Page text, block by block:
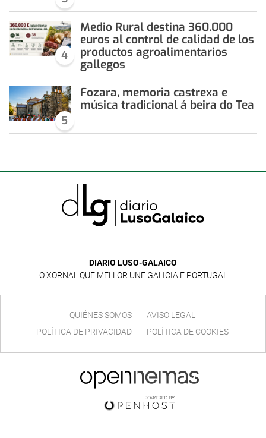
4
Medio Rural destina 360.000
euros al control de calidad de los
productos agroalimentarios
gallegos
5
Fozara, memoria castrexa e
música tradicional á beira do Tea
DIARIO LUSO-GALAICO
O XORNAL QUE MELLOR UNE GALICIA E PORTUGAL
QUIÉNES SOMOS
AVISO LEGAL
POLÍTICA DE PRIVACIDAD
POLÍTICA DE COOKIES